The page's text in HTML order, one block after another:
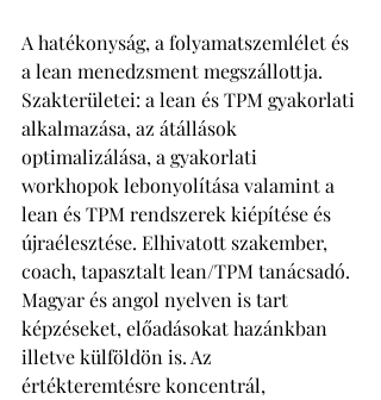
A hatékonyság, a folyamatszemlélet és
a lean menedzsment megszállottja.
Szakterületei: a lean és TPM gyakorlati
alkalmazása, az átállások
optimalizálása, a gyakorlati
workhopok lebonyolítása valamint a
lean és TPM rendszerek kiépítése és
újraélesztése. Elhivatott szakember,
coach, tapasztalt lean/TPM tanácsadó.
Magyar és angol nyelven is tart
képzéseket, előadásokat hazánkban
illetve külföldön is. Az
értékteremtésre koncentrál,